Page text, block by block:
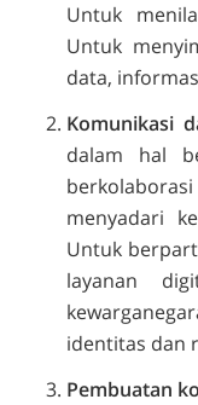
Untuk
Untuk
data,
Komunikasi
dalam hal
menyadari
Untuk
layanan
identitas dan
Pembuatan